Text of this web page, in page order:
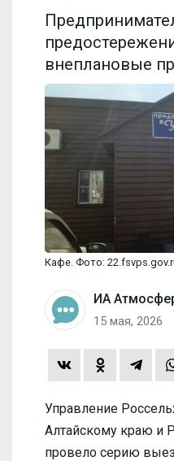
внеплановые
Кафе. Фото:
ИА
15 мая, 2026
Управление
Алтайскому краю и
провело серию